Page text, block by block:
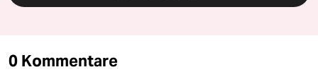
0 Kommentare